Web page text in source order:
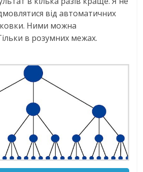
від автоматичних
Ними можна
в розумних межах.